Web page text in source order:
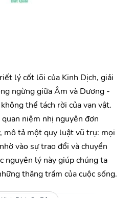
lý cốt lõi của Kinh Dịch, giải
ngừng giữa Âm và Dương -
thể tách rời của vạn vật.
niệm nhị nguyên đơn
mô tả một quy luật vũ trụ: mọi
vào sự trao đổi và chuyển
nguyên lý này giúp chúng ta
thăng trầm của cuộc sống.